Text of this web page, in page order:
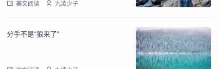
美文阅读 九凌少子
分手不是“狼来了”